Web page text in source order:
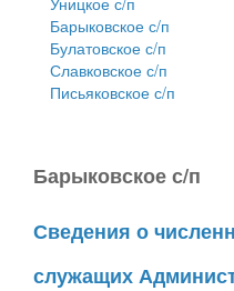
Барыковское с/п
Булатовское с/п
Славковское с/п
Письяковское с/п
Барыковское с/п
Сведения о
служащих